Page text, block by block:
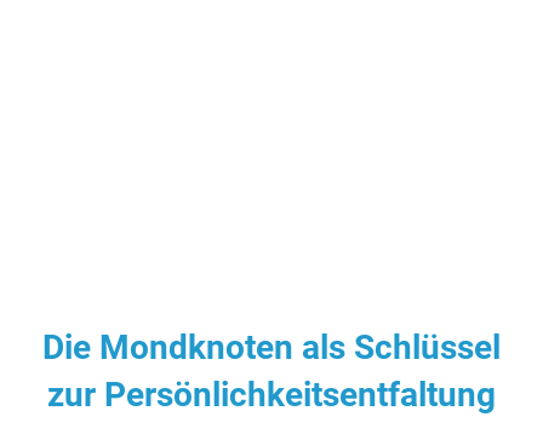
Die Mondknoten als Schlüssel
zur Persönlichkeitsentfaltung